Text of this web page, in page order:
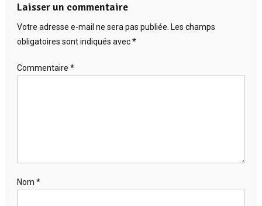
Laisser un commentaire
Votre adresse e-mail ne sera pas publiée. Les champs
obligatoires sont indiqués avec*
Commentaire *
Nom *